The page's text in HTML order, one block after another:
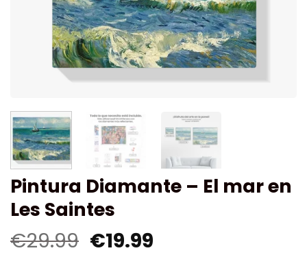
Pintura Diamante – El mar en
Les Saintes
€29.99 €19.99